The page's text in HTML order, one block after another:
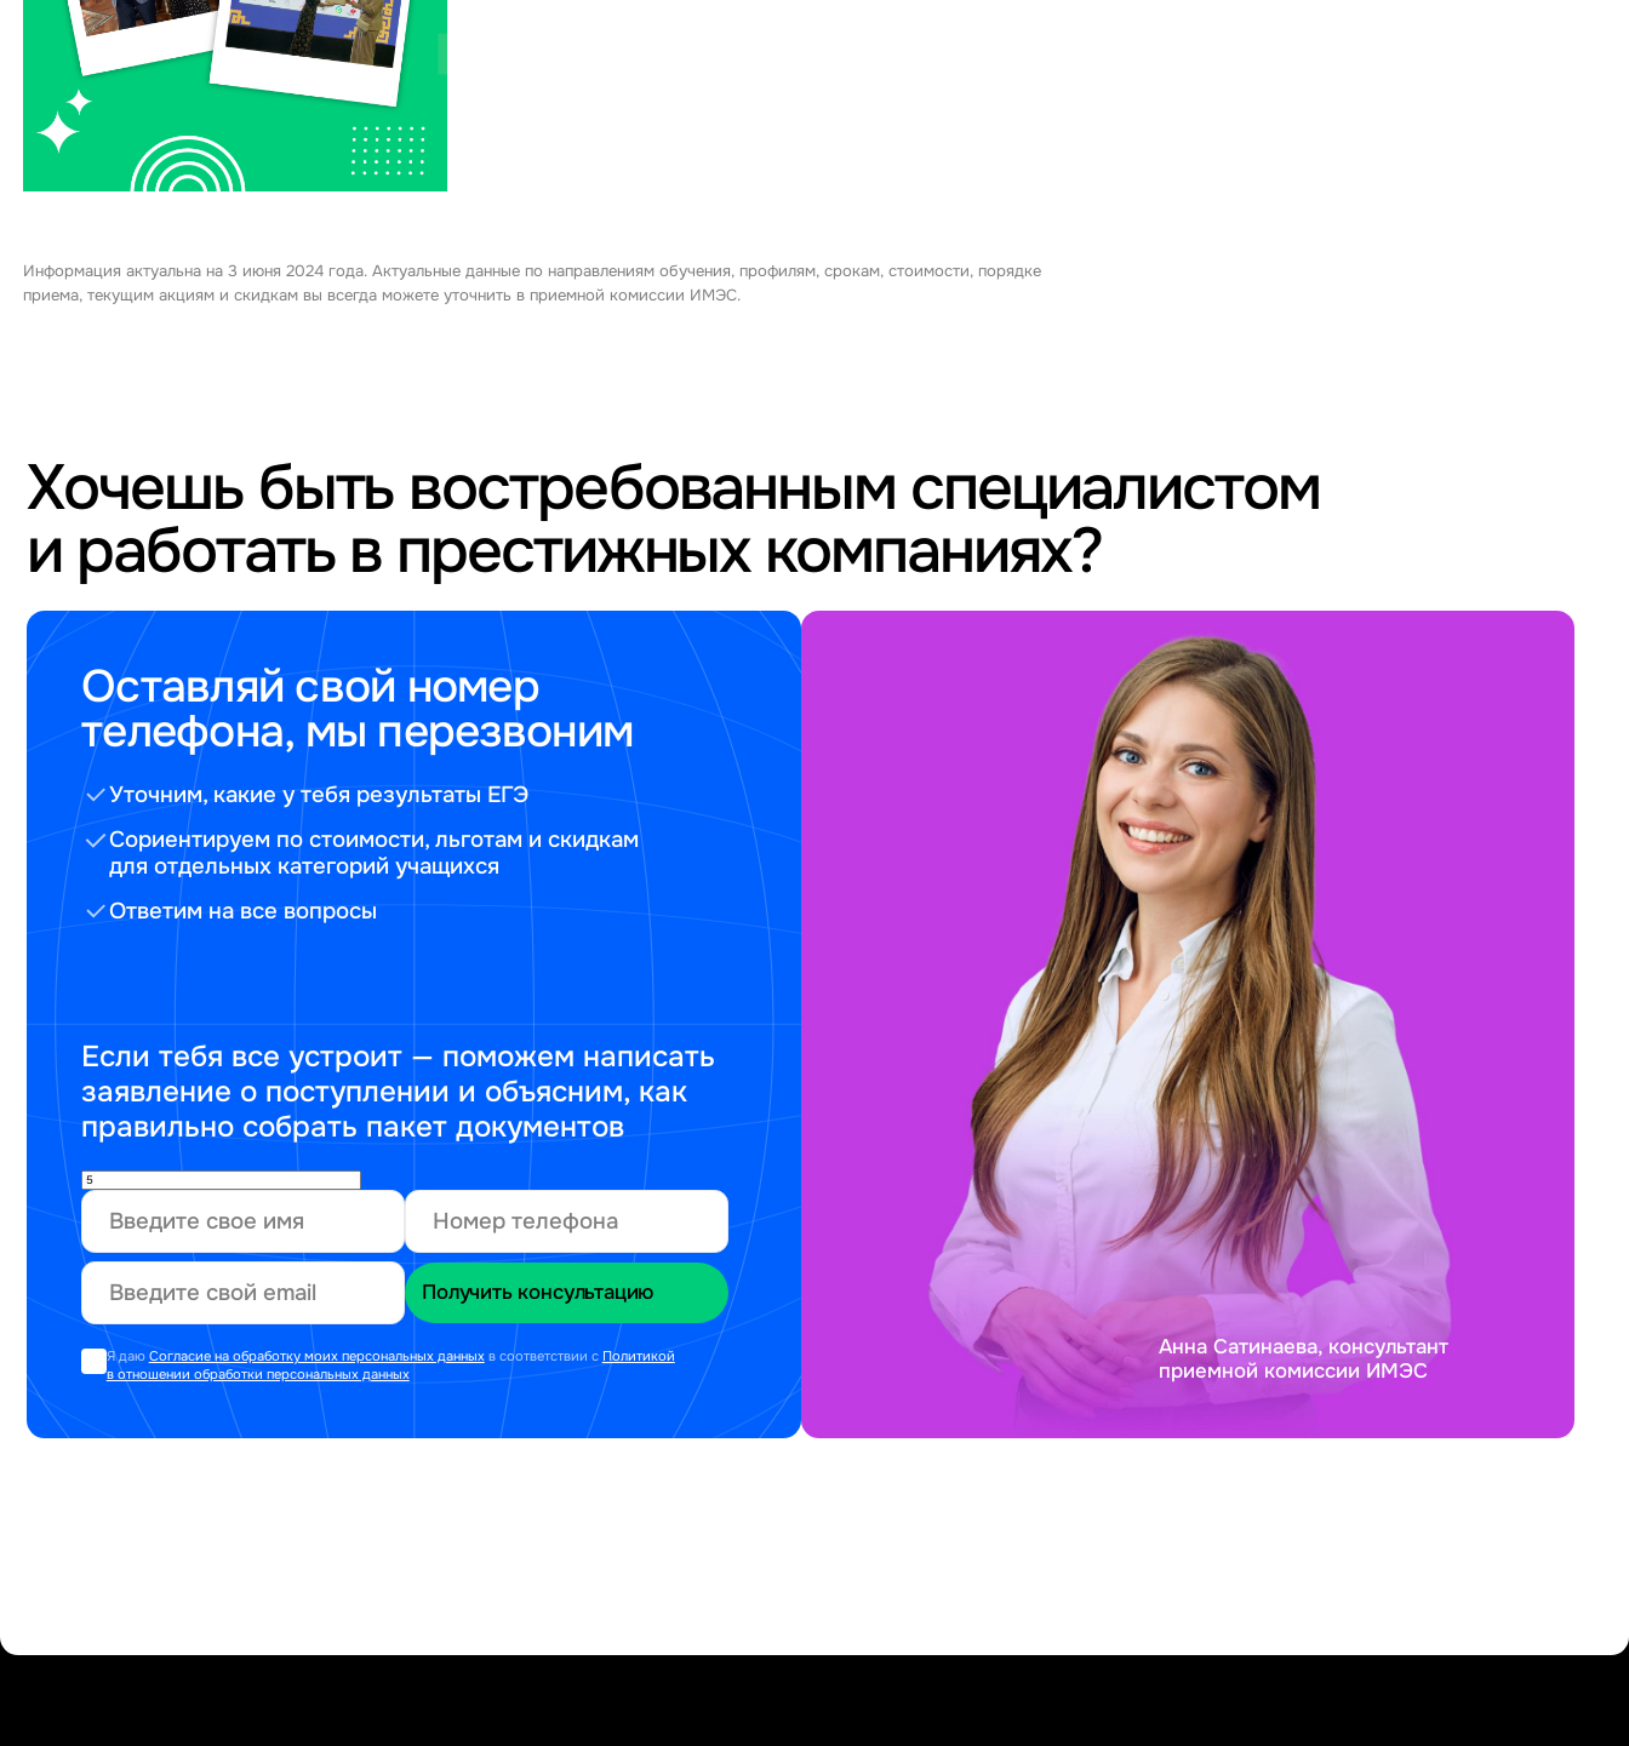
Информация актуальна на 3 июня 2024 года. Актуальные данные по направлениям обучения, профилям, срокам, стоимости, порядке
приема, текущим акциям и скидкам вы всегда можете уточнить в приемной комиссии ИМЭС.
Хочешь быть востребованным специалистом
и работать в престижных компаниях?
Оставляй свой номер
телефона, мы перезвоним
Уточним, какие у тебя результаты ЕГЭ
Сориентируем по стоимости, льготам и скидкам
для отдельных категорий учащихся
Ответим на все вопросы
Если тебя все устроит — поможем написать
заявление о поступлении и объясним, как
правильно собрать пакет документов
Я даю Согласие на обработку моих персональных данныхв соответствии с Политикой
в отношении обработки персональных данных
Анна Сатинаева, консультант
приемной комиссии ИМЭС